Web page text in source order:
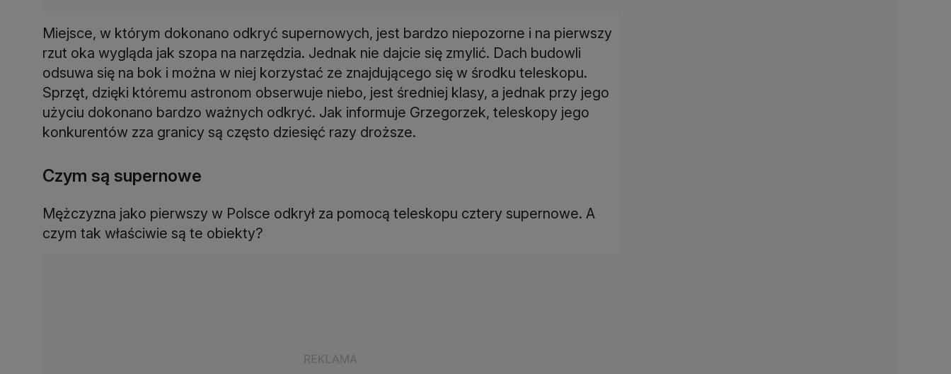
Miejsce, w którym dokonano odkryć supernowych, jest bardzo niepozorne i na pierwszy
rzut oka wygląda jak szopa na narzędzia. Jednak nie dajcie się zmylić. Dach budowli
odsuwa się na bok i można w niej korzystać ze znajdującego się w środku teleskopu.
Sprzęt, dzięki któremu astronom obserwuje niebo, jest średniej klasy, a jednak przy jego
użyciu dokonano bardzo ważnych odkryć. Jak informuje Grzegorzek, teleskopy jego
konkurentów zza granicy są często dziesięć razy droższe.
Czym są supernowe
Mężczyzna jako pierwszy w Polsce odkrył za pomocą teleskopu cztery supernowe. A
czym tak właściwie są te obiekty?